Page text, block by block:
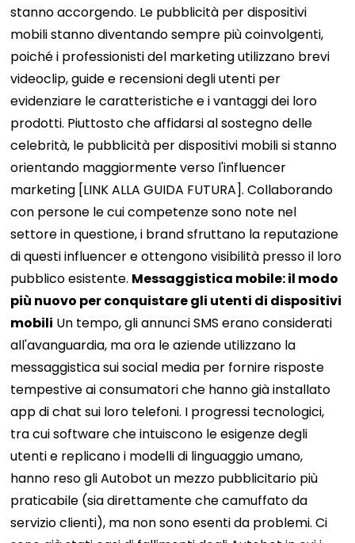
stanno accorgendo. Le pubblicità per dispositivi
mobili stanno diventando sempre più coinvolgenti,
poiché i professionisti del marketing utilizzano brevi
videoclip, guide e recensioni degli utenti per
evidenziare le caratteristiche e i vantaggi dei loro
prodotti. Piuttosto che affidarsi al sostegno delle
celebrità, le pubblicità per dispositivi mobili si stanno
orientando maggiormente verso l'influencer
marketing [LINK ALLA GUIDA FUTURA]. Collaborando
con persone le cui competenze sono note nel
settore in questione, i brand sfruttano la reputazione
di questi influencer e ottengono visibilità presso il loro
pubblico esistente. Messaggistica mobile: il modo
più nuovo per conquistare gli utenti di dispositivi
mobili Un tempo, gli annunci SMS erano considerati
all'avanguardia, ma ora le aziende utilizzano la
messaggistica sui social media per fornire risposte
tempestive ai consumatori che hanno già installato
app di chat sui loro telefoni. I progressi tecnologici,
tra cui software che intuiscono le esigenze degli
utenti e replicano i modelli di linguaggio umano,
hanno reso gli Autobot un mezzo pubblicitario più
praticabile (sia direttamente che camuffato da
servizio clienti), ma non sono esenti da problemi. Ci